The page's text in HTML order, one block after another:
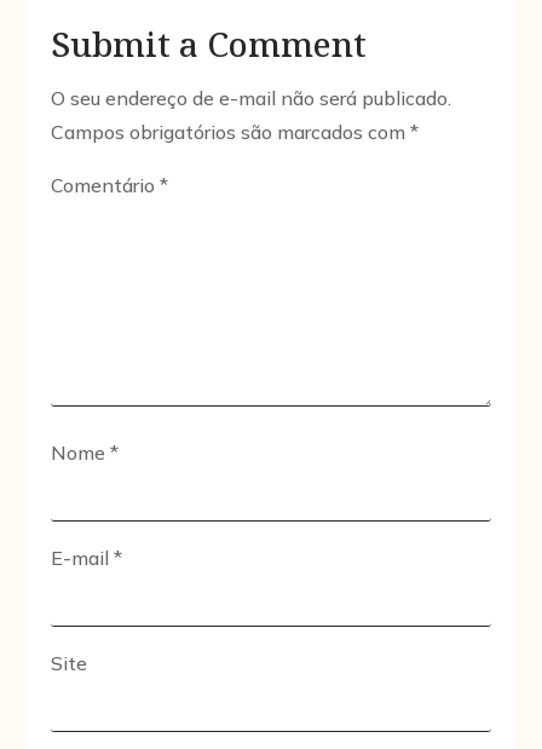
Submit a Comment
O seu endereço de e-mail não será publicado.
Campos obrigatórios são marcados com*
Comentário*
Nome*
E-mail*
Site